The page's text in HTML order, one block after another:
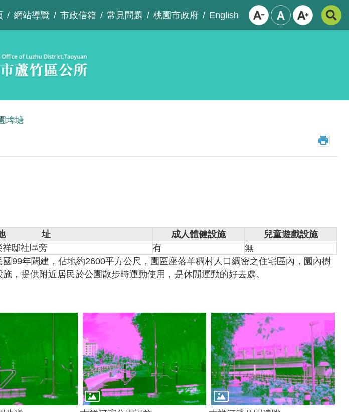
網站導覽 市政信箱 常見問題 桃園市政府 English
埤塘
址 成人體健設施
兒童遊戲設施
邸社區旁 有
無
國99年闢建，佔地約2600平方公尺，園區座落羊稠村人口綢密之住宅區內，園內樹
，提供附近居民於公園散步時運動使用，是休閒運動的好去處。